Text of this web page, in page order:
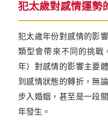
犯太歲對感情運勢
犯太歲年份對感情的影
類型會帶來不同的挑戰
年）對感情的影響主要
到感情狀態的轉折，無
步入婚姻，甚至是一段
年發生。